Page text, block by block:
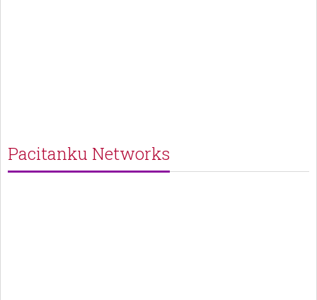
Pacitanku Networks